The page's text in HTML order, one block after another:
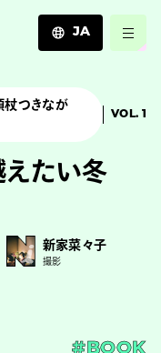
JA
EN
杖つきなが
VOL. 1
えたい冬
新家菜々子
撮影
#BOOK